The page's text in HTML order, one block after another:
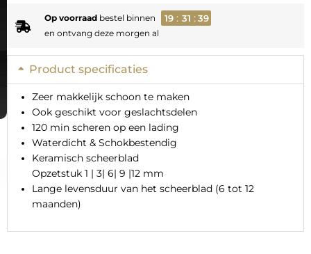
Op voorraad bestel binnen 19 : 31 :39
en ontvang deze morgen al
Product specificaties
Zeer makkelijk schoon te maken
Ook geschikt voor geslachtsdelen
120 min scheren op een lading
Waterdicht & Schokbestendig
Keramisch scheerblad
Opzetstuk 1 | 3| 6| 9 |12 mm
Lange levensduur van het scheerblad (6 tot 12
maanden)